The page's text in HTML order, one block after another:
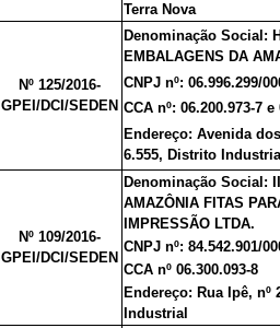
Terra Nova
Nº 125/2016-
GPEI/DCI/SEDEN
Denominação Social:
EMBALAGENS DA
CNPJ nº: 06.996.299/
CCA nº: 06.200.973-7 e
Endereço: Avenida
6.555, Distrito
Nº 109/2016-
GPEI/DCI/SEDEN
Denominação Social:
AMAZÔNIA FITAS
IMPRESSÃO LTDA.
CNPJ nº: 84.542.901/
CCA nº 06.300.093-8
Endereço: Rua Ipê, nº
Industrial